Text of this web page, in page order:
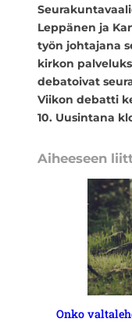
Leppänen ja
työn johtajana
kirkon
debatoivat
Viikon debatti
10. Uusintana
Aiheeseen
Onko